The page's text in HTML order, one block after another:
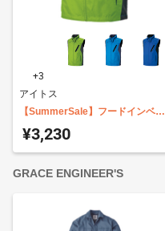
+3
アイトス
【SummerSale】フードインベス
ト 男女兼用 AZ-10309
¥3,230
GRACE ENGINEER'S